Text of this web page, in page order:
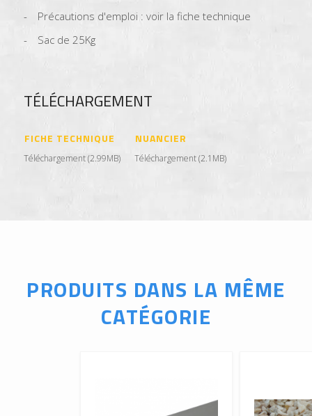
Précautions d'emploi : voir la fiche technique
Sac de 25Kg
TÉLÉCHARGEMENT
FICHE TECHNIQUE
Téléchargement (2.99MB)
NUANCIER
Téléchargement (2.1MB)
PRODUITS DANS LA MÊME
CATÉGORIE